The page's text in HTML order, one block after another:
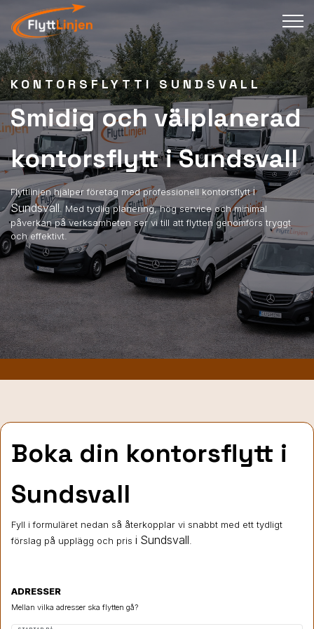
KONTORSFLYTTI SUNDSVALL
Smidig och välplanerad
kontorsflytt i Sundsvall
Flyttlinjen hjälper företag med professionell kontorsflytti
Sundsvall. Med tydlig planering, hög service och minimal
påverkan på verksamheten ser vi till att flytten genomförs tryggt
och effektivt.
Boka din kontorsflytt i
Sundsvall
Fyll i formuläret nedan så återkopplar vi snabbt med ett tydligt
förslag på upplägg och pris i Sundsvall
ADRESSER
Mellan vilka adresser ska flytten gå?